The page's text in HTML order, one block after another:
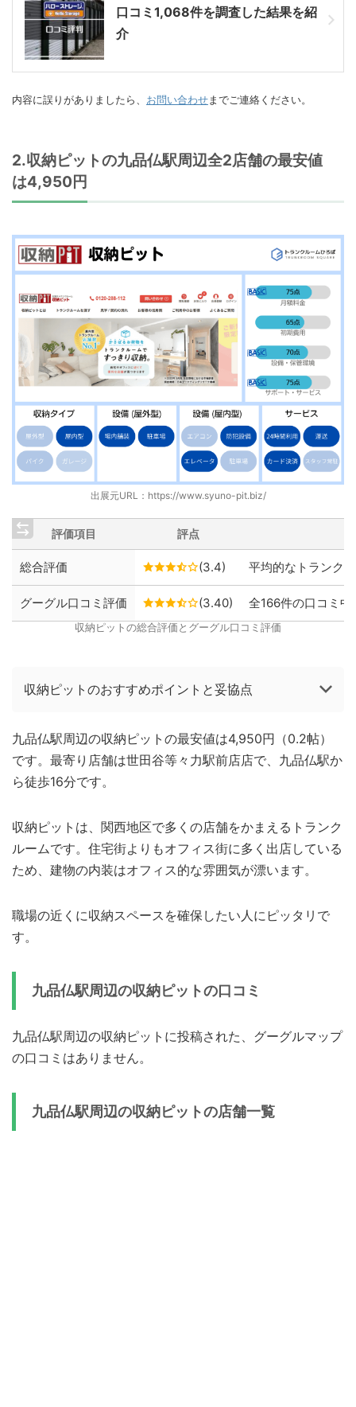
口コミ1,068件を調査した結果を紹
介
内容に誤りがありましたら、 お問い合わせまでご連絡ください。
2.収納ピットの九品仏駅周辺全2店舗の最安値
は4,950円
出展元URL： https://www.syuno-pit.biz/
評価項目 評点
総合評価 (3.4) 平均的なトランク
グーグル口コミ評価 (3.40) 全166件の口コミ
収納ピットの総合評価とグーグル口コミ評価
収納ピットのおすすめポイントと妥協点
九品仏駅周辺の収納ピットの最安値は4,950円（0.2帖）
です。最寄り店舗は世田谷等々力駅前店店で、九品仏駅か
ら徒歩16分です。
収納ピットは、関西地区で多くの店舗をかまえるトランク
ルームです。住宅街よりもオフィス街に多く出店している
ため、建物の内装はオフィス的な雰囲気が漂います。
職場の近くに収納スペースを確保したい人にピッタリで
す。
九品仏駅周辺の収納ピットの口コミ
九品仏駅周辺の収納ピットに投稿された、グーグルマップ
の口コミはありません。
九品仏駅周辺の収納ピットの店舗一覧